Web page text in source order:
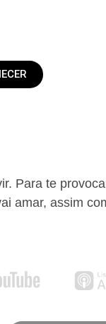
Para te
amar, assim